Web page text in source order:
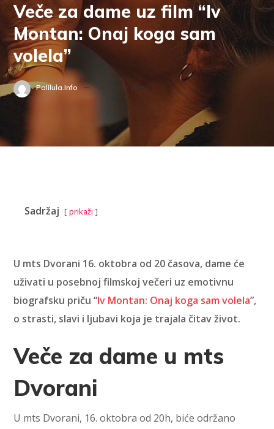
Veče za dame uz film “Iv
Montan: Onaj koga sam
volela”
Palilula.info 14. oktobar 2025.
Sadržaj prikaži
U mts Dvorani 16. oktobra od 20 časova, dame će
uživati u posebnoj filmskoj večeri uz emotivnu
biografsku priču “Iv Montan: Onaj koga sam volela”,
o strasti, slavi i ljubavi koja je trajala čitav život.
Veče za dame u mts
Dvorani
U mts Dvorani, 16. oktobra od 20h, biće održano